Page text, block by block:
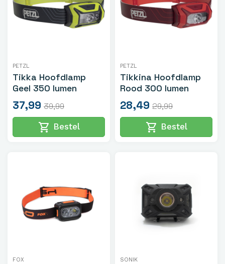
PETZL
Tikka Hoofdlamp
Geel 350 lumen
37,99 39,99
shopping_cart Bestel
PETZL
Tikkina Hoofdlamp
Rood 300 lumen
28,49 29,99
shopping_cart Bestel
FOX SONIK